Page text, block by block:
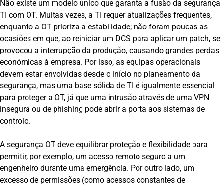
Não existe um modelo único que garanta a fusão da segurança
TI com OT. Muitas vezes, a TI requer atualizações frequentes,
enquanto a OT prioriza a estabilidade; não foram poucas as
ocasiões em que, ao reiniciar um DCS para aplicar um patch, se
provocou a interrupção da produção, causando grandes perdas
económicas à empresa. Por isso, as equipas operacionais
devem estar envolvidas desde o início no planeamento da
segurança, mas uma base sólida de TI é igualmente essencial
para proteger a OT, já que uma intrusão através de uma VPN
insegura ou de phishing pode abrir a porta aos sistemas de
controlo.
A segurança OT deve equilibrar proteção e flexibilidade para
permitir, por exemplo, um acesso remoto seguro a um
engenheiro durante uma emergência. Por outro lado, um
excesso de permissões (como acessos constantes de